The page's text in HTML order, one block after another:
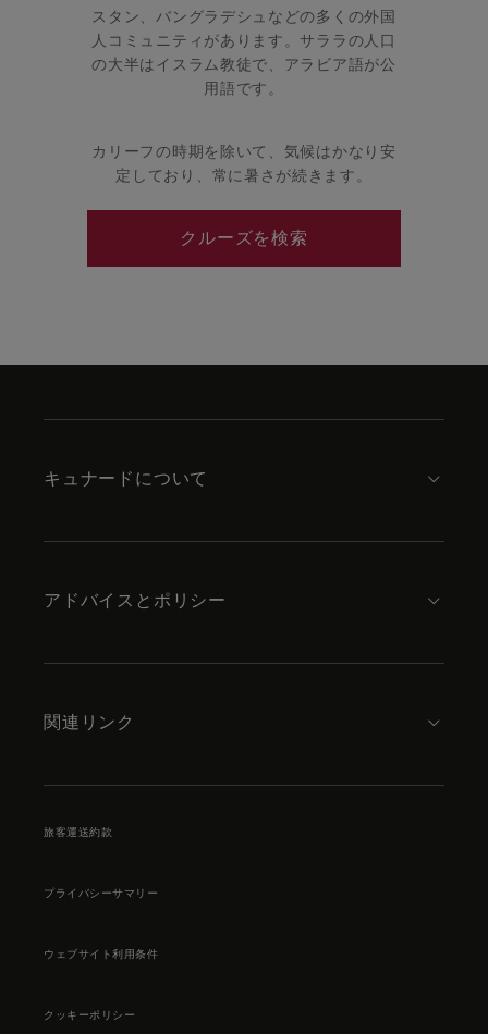
スタン、バングラデシュなどの多くの外国
人コミュニティがあります。サララの人口
の大半はイスラム教徒で、アラビア語が公
用語です。
カリーフの時期を除いて、気候はかなり安
定しており、常に暑さが続きます。
クルーズを検索
キュナードについて
アドバイスとポリシー
関連リンク
旅客運送約款
プライバシーサマリー
ウェブサイト利用条件
クッキーポリシー